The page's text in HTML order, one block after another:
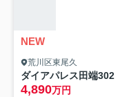
NEW
荒川区東尾久
ダイアパレス田端302
4,890万円